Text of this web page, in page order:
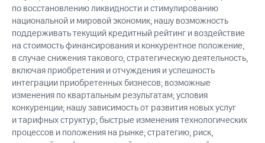
по восстановлению ликвидности и стимулированию
национальной и мировой экономик; нашу возможность
поддерживать текущий кредитный рейтинг и воздействие
на стоимость финансирования и конкурентное положение,
в случае снижения такового; стратегическую деятельность,
включая приобретения и отчуждения и успешность
интеграции приобретенных бизнесов; возможные
изменения по квартальным результатам; условия
конкуренции; нашу зависимость от развития новых услуг
и тарифных структур; быстрые изменения технологических
процессов и положения на рынке; стратегию; риск,